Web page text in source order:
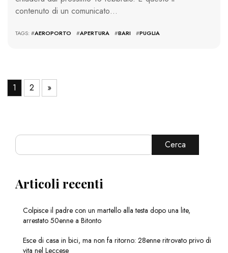
contenuto di un comunicato…
TAGS: #AEROPORTO #APERTURA #BARI #PUGLIA
1 2 »
Cerca
Articoli recenti
Colpisce il padre con un martello alla testa dopo una lite,
arrestato 50enne a Bitonto
Esce di casa in bici, ma non fa ritorno: 28enne ritrovato privo di
vita nel Leccese